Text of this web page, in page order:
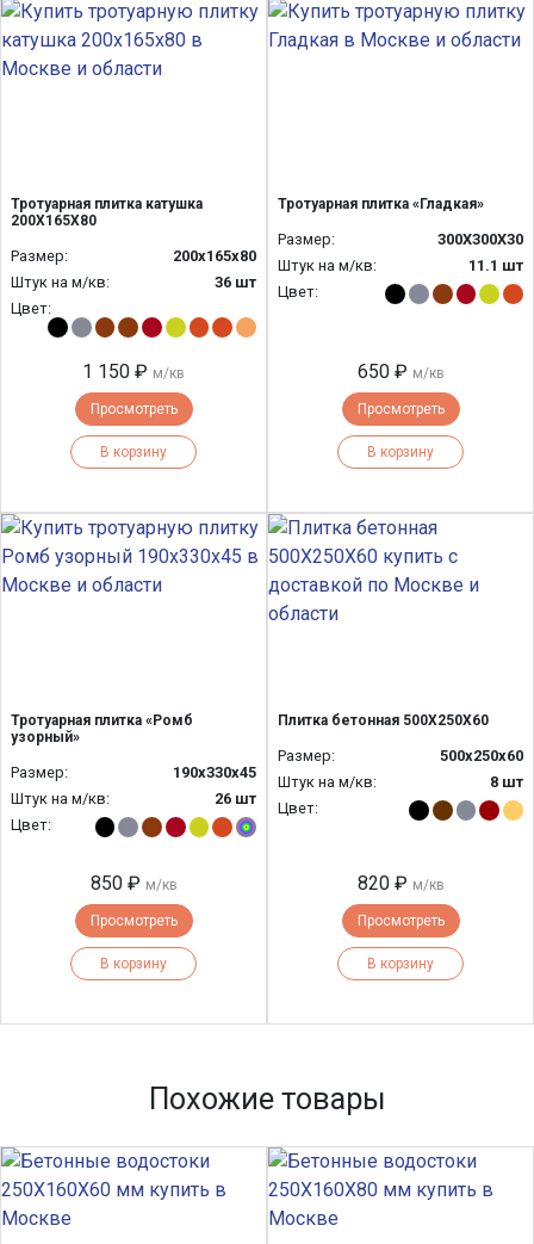
Тротуарная плитка катушка
200Х165Х80
Размер:
200х165х80
Штук на м/кв:
36 шт
Цвет:
1 150 ₽ м/кв
Просмотреть
В корзину
Тротуарная плитка «Гладкая»
Размер:
300Х300Х30
Штук на м/кв:
11.1 шт
Цвет:
650 ₽ м/кв
Просмотреть
В корзину
Тротуарная плитка «Ромб
узорный»
Размер:
190x330x45
Штук на м/кв:
26 шт
Цвет:
850 ₽ м/кв
Просмотреть
В корзину
Плитка бетонная 500Х250Х60
Размер:
500х250х60
Штук на м/кв:
8 шт
Цвет:
820 ₽ м/кв
Просмотреть
В корзину
Похожие товары